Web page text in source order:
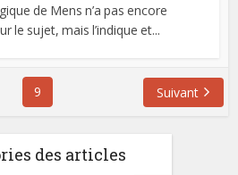
de Mens n’a pas encore
le sujet, mais l’indique et...
9 Suivant
des articles